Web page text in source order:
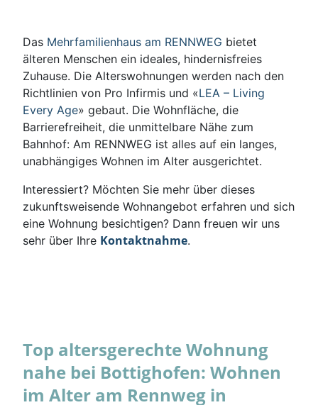
Das Mehrfamilienhaus am RENNWEG bietet
älteren Menschen ein ideales, hindernisfreies
Zuhause. Die Alterswohnungen werden nach den
Richtlinien von Pro Infirmis und «LEA – Living
Every Age» gebaut. Die Wohnfläche, die
Barrierefreiheit, die unmittelbare Nähe zum
Bahnhof: Am RENNWEG ist alles auf ein langes,
unabhängiges Wohnen im Alter ausgerichtet.
Interessiert? Möchten Sie mehr über dieses
zukunftsweisende Wohnangebot erfahren und sich
eine Wohnung besichtigen? Dann freuen wir uns
sehr über Ihre Kontaktnahme.
Top altersgerechte Wohnung
nahe bei Bottighofen: Wohnen
im Alter am Rennweg in